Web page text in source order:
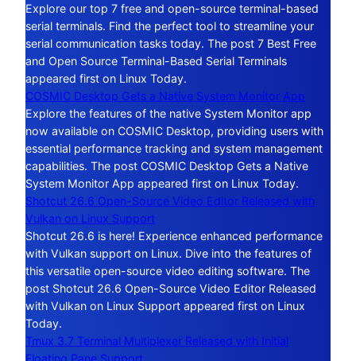
Explore our top 7 free and open-source terminal-based
serial terminals. Find the perfect tool to streamline your
serial communication tasks today. The post 7 Best Free
and Open Source Terminal-Based Serial Terminals
appeared first on Linux Today.
COSMIC Desktop Gets a Native System Monitor App
Explore the features of the native System Monitor app
now available on COSMIC Desktop, providing users with
essential performance tracking and system management
capabilities. The post COSMIC Desktop Gets a Native
System Monitor App appeared first on Linux Today.
Shotcut 26.6 Open-Source Video Editor Released with
Vulkan on Linux Support
Shotcut 26.6 is here! Experience enhanced performance
with Vulkan support on Linux. Dive into the features of
this versatile open-source video editing software. The
post Shotcut 26.6 Open-Source Video Editor Released
with Vulkan on Linux Support appeared first on Linux
Today.
Tmux 3.7 Terminal Multiplexer Released with Initial
Floating Pane Support